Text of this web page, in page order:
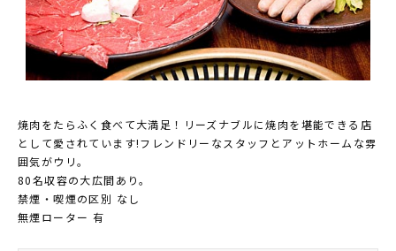
焼肉をたらふく食べて大満足！リーズナブルに焼肉を堪能できる店
として愛されています!フレンドリーなスタッフとアットホームな雰
囲気がウリ。
80名収容の大広間あり。
禁煙・喫煙の区別 なし
無煙ローター 有